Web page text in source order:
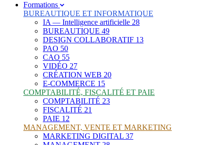
Formations
BUREAUTIQUE ET INFORMATIQUE
IA — Intelligence artificielle 28
BUREAUTIQUE 49
DESIGN COLLABORATIF 13
PAO 50
CAO 55
VIDÉO 27
CRÉATION WEB 20
E-COMMERCE 15
COMPTABILITÉ, FISCALITÉ ET PAIE
COMPTABILITÉ 23
FISCALITÉ 21
PAIE 12
MANAGEMENT, VENTE ET MARKETING
MARKETING DIGITAL 37